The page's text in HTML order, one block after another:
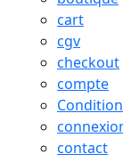
cart
cgv
checkout
compte
contact